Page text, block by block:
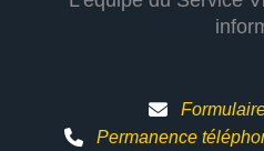
Permanence